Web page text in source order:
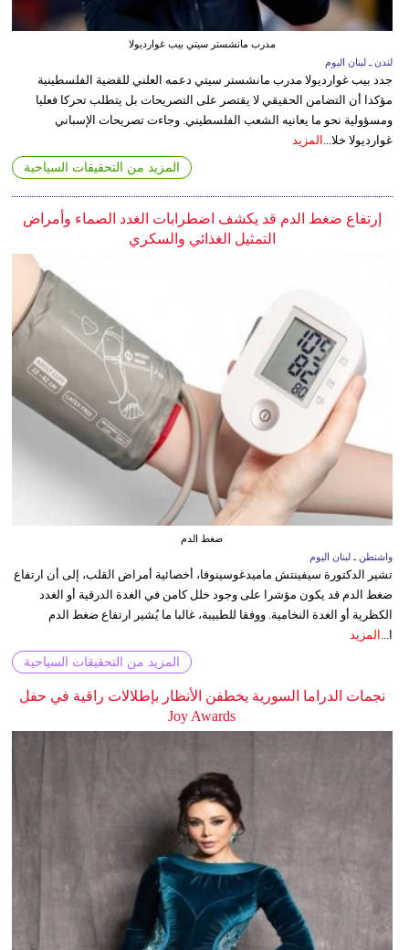
مدرب مانشستر سيتي بيب غوارديولا
لندن ـ لبنان اليوم
جدد بيب غوارديولا مدرب مانشستر سيتي دعمه العلني للقضية الفلسطينية
مؤكدا أن التضامن الحقيقي لا يقتصر على التصريحات بل يتطلب تحركا فعليا
ومسؤولية نحو ما يعانيه الشعب الفلسطيني. وجاءت تصريحات الإسباني
غوارديولا خلا... المزيد
المزيد من التحقيقات السياحية
إرتفاع ضغط الدم قد يكشف اضطرابات الغدد الصماء وأمراض
التمثيل الغذائي والسكري
ضغط الدم
واشنطن ـ لبنان اليوم
تشير الدكتورة سيفينتش ماميدغوسينوفا، أخصائية أمراض القلب، إلى أن ارتفاع
ضغط الدم قد يكون مؤشرا على وجود خلل كامن في الغدة الدرقية أو الغدد
الكظرية أو الغدة النخامية. ووفقا للطبيبة، غالبا ما يُشير ارتفاع ضغط الدم
ا...
المزيد
المزيد من التحقيقات السياحية
نجمات الدراما السورية يخطفن الأنظار بإطلالات راقية في حفل
Joy Awards